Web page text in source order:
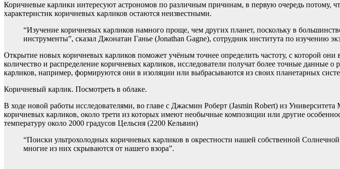
Коричневые карлики интересуют астрономов по различным причинам, в первую очередь потому,
характеристик коричневых карликов остаются неизвестными.
“Изучение коричневых карликов намного проще, чем других планет, поскольку в
инструменты”, сказал Джонатан Ганье (Jonathan Gagne), сотрудник института по изучению
Открытие новых коричневых карликов поможет учёным точнее определить частоту, с которой
количество и распределение коричневых карликов, исследователи получат более точные
карликов, например, формируются они в изоляции или выбрасываются из своих планетарных
Коричневый карлик. Посмотреть в облаке.
В ходе новой работы исследователями, во главе с Джасмин Роберт (Jasmin Robert) из
коричневых карликов, около трети из которых имеют необычные композиции или другие
температуру около 2000 градусов Цельсия (2200 Кельвин)
“Поиски ультрохолодных коричневых карликов в окрестности нашей собственной
многие из них скрываются от нашего взора”.